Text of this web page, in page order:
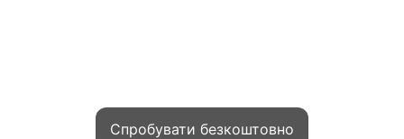
Спробувати безкоштовно